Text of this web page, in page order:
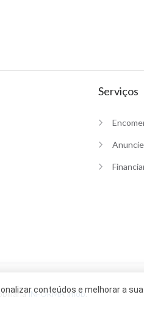
Serviços
INFORMA Imob.
conteúdos e melhorar a